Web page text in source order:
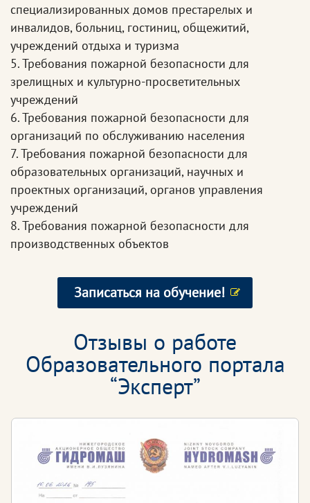
специализированных домов престарелых и
инвалидов, больниц, гостиниц, общежитий,
учреждений отдыха и туризма
5. Требования пожарной безопасности для
зрелищных и культурно-просветительных
учреждений
6. Требования пожарной безопасности для
организаций по обслуживанию населения
7. Требования пожарной безопасности для
образовательных организаций, научных и
проектных организаций, органов управления
учреждений
8. Требования пожарной безопасности для
производственных объектов
Записаться на обучение!
Отзывы о работе
Образовательного портала
“Эксперт”